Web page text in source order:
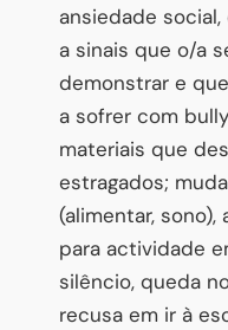
ansiedade
a sinais que o/a
demonstrar e
a sofrer com
materiais que
estragados;
(alimentar,
para actividade
silêncio, queda
recusa em ir à